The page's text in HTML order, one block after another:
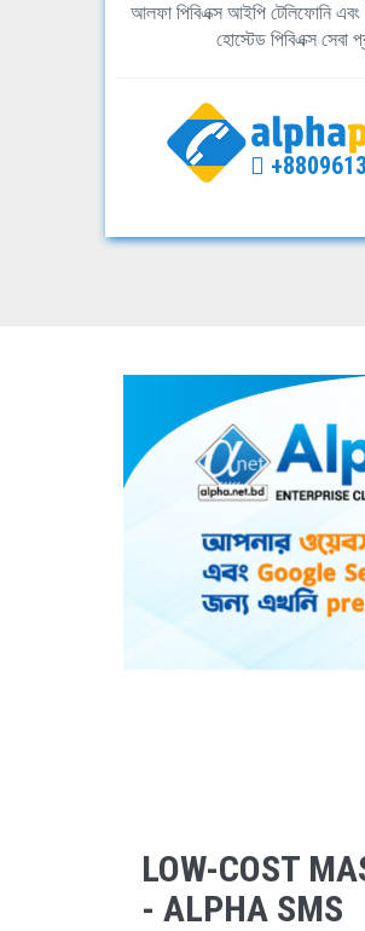
আলফা পিবিএক্স আইপি টেলিফোনি এবং
হোস্টেড পিবিএক্স সেবা
LOW-COST
- ALPHA SMS